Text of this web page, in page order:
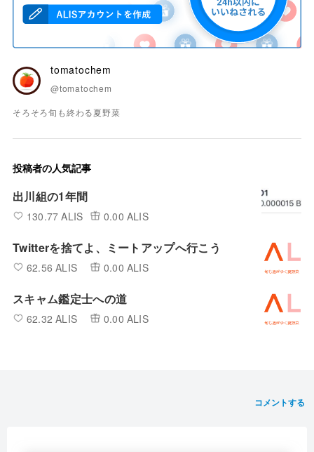
tomatochem
@tomatochem
そろそろ旬も終わる夏野菜
投稿者の人気記事
出川組の1年間
130.77 ALIS 0.00 ALIS
Twitterを捨てよ、ミートアップへ行こう
62.56 ALIS 0.00 ALIS
スキャム鑑定士への道
62.32 ALIS 0.00 ALIS
コメントする